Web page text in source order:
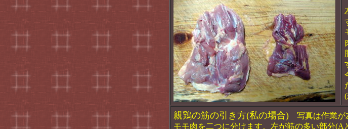
親鶏の筋の引き方(私の場合) 写真は作業が
モモ肉を二つに分けます。左が筋の多い部分